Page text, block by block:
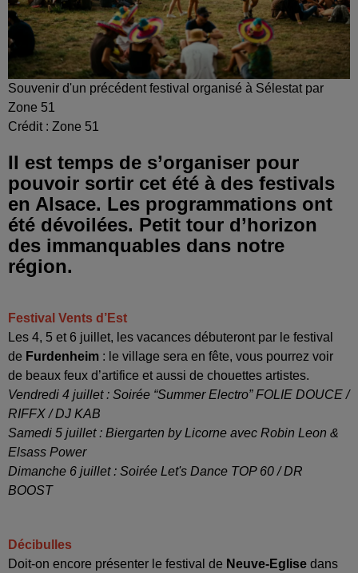
Souvenir d'un précédent festival organisé à Sélestat par
Zone 51
Crédit : Zone 51
Il est temps de s’organiser pour
pouvoir sortir cet été à des festivals
en Alsace. Les programmations ont
été dévoilées. Petit tour d’horizon
des immanquables dans notre
région.
Festival Vents d’Est
Les 4, 5 et 6 juillet, les vacances débuteront par le festival
de Furdenheim : le village sera en fête, vous pourrez voir
de beaux feux d’artifice et aussi de chouettes artistes.
Vendredi 4 juillet : Soirée “Summer Electro” FOLIE DOUCE /
RIFFX / DJ KAB
Samedi 5 juillet : Biergarten by Licorne avec Robin Leon &
Elsass Power
Dimanche 6 juillet : Soirée Let's Dance TOP 60 / DR
BOOST
Décibulles
Doit-on encore présenter le festival de Neuve-Eglise dans